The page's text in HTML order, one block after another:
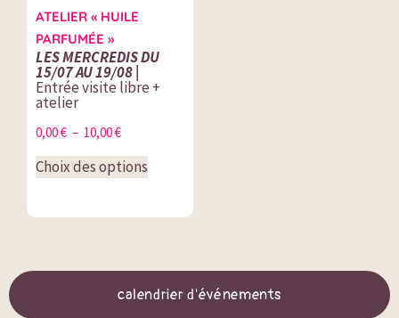
calendrier d'événements
ATELIER « HUILE
PARFUMÉE »
LES MERCREDIS DU
15/07 AU 19/08 |
Entrée visite libre +
atelier
0,00€ – 10,00€
Choix des options